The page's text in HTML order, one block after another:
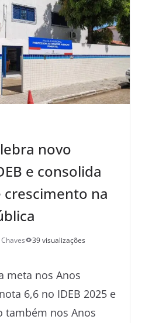
novo
e consolida
na
39 visualizações
meta nos Anos
6,6 no IDEB 2025 e
também nos Anos